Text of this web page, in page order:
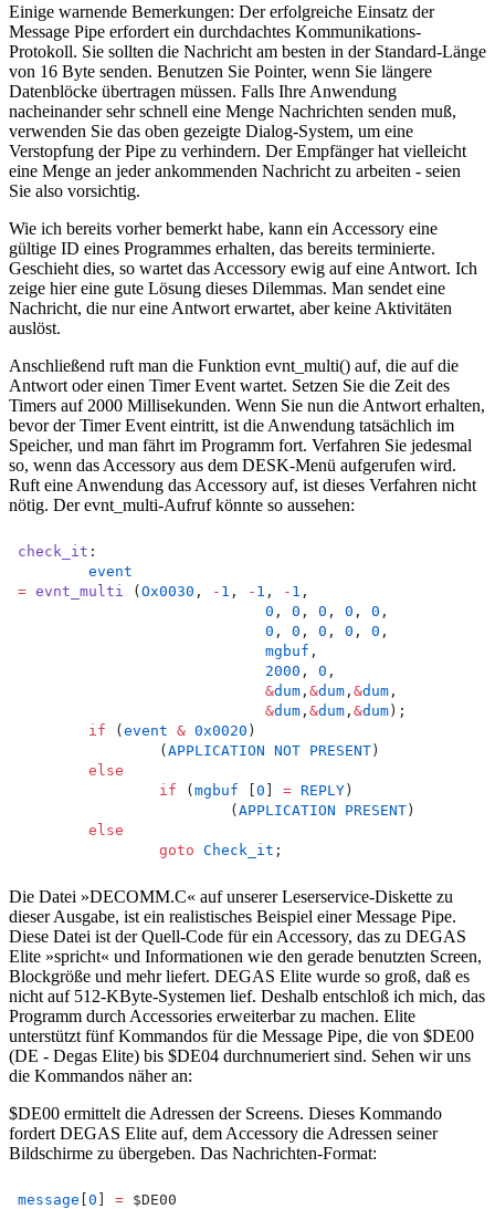
Einige warnende Bemerkungen: Der erfolgreiche Einsatz der
Message Pipe erfordert ein durchdachtes Kommunikations-
Protokoll. Sie sollten die Nachricht am besten in der Standard-Länge
von 16 Byte senden. Benutzen Sie Pointer, wenn Sie längere
Datenblöcke übertragen müssen. Falls Ihre Anwendung
nacheinander sehr schnell eine Menge Nachrichten senden muß,
verwenden Sie das oben gezeigte Dialog-System, um eine
Verstopfung der Pipe zu verhindern. Der Empfänger hat vielleicht
eine Menge an jeder ankommenden Nachricht zu arbeiten - seien
Sie also vorsichtig.
Wie ich bereits vorher bemerkt habe, kann ein Accessory eine
gültige ID eines Programmes erhalten, das bereits terminierte.
Geschieht dies, so wartet das Accessory ewig auf eine Antwort. Ich
zeige hier eine gute Lösung dieses Dilemmas. Man sendet eine
Nachricht, die nur eine Antwort erwartet, aber keine Aktivitäten
auslöst.
Anschließend ruft man die Funktion evnt_multi() auf, die auf die
Antwort oder einen Timer Event wartet. Setzen Sie die Zeit des
Timers auf 2000 Millisekunden. Wenn Sie nun die Antwort erhalten,
bevor der Timer Event eintritt, ist die Anwendung tatsächlich im
Speicher, und man fährt im Programm fort. Verfahren Sie jedesmal
so, wenn das Accessory aus dem DESK-Menü aufgerufen wird.
Ruft eine Anwendung das Accessory auf, ist dieses Verfahren nicht
nötig. Der evnt_multi-Aufruf könnte so aussehen:
check_it :
event
= evnt_multi ( Ox0030 , - 1 , - 1 , - 1 ,
0 , 0 , 0 , 0 , 0 ,
0 , 0 , 0 , 0 , 0 ,
mgbuf ,
2000 , 0 ,
&dum , &dum , &dum ,
&dum , &dum , &dum );
if ( event & 0x0020 )
		(
APPLICATION NOT PRESENT )
else
if ( mgbuf 0 = REPLY )
			(
APPLICATION PRESENT )
else
goto Check_it ;
Die Datei »DECOMM.C« auf unserer Leserservice-Diskette zu
dieser Ausgabe, ist ein realistisches Beispiel einer Message Pipe.
Diese Datei ist der Quell-Code für ein Accessory, das zu DEGAS
Elite »spricht« und Informationen wie den gerade benutzten Screen,
Blockgröße und mehr liefert. DEGAS Elite wurde so groß, daß es
nicht auf 512-KByte-Systemen lief. Deshalb entschloß ich mich, das
Programm durch Accessories erweiterbar zu machen. Elite
unterstützt fünf Kommandos für die Message Pipe, die von $DE00
(DE - Degas Elite) bis $DE04 durchnumeriert sind. Sehen wir uns
die Kommandos näher an:
$DE00 ermittelt die Adressen der Screens. Dieses Kommando
fordert DEGAS Elite auf, dem Accessory die Adressen seiner
Bildschirme zu übergeben. Das Nachrichten-Format:
message 0 = $DE00